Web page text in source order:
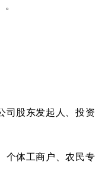
司股东发起人、投资
个体工商户、农民专